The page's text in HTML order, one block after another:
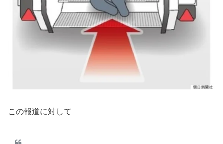
この報道に対して